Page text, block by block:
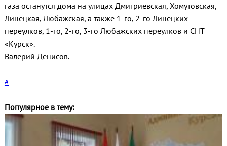
газа останутся дома на улицах Дмитриевская, Хомутовская,
Линецкая, Любажская, а также 1-го, 2-го Линецких
переулков, 1-го, 2-го, 3-го Любажских переулков и СНТ
«Курск».
Валерий Денисов.
#
Популярное в тему: